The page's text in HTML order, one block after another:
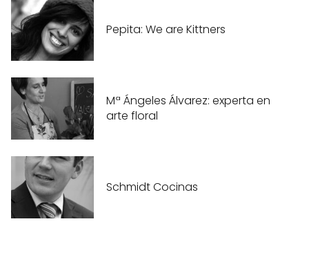
Pepita: We are Kittners
Mª Ángeles Álvarez: experta en
arte floral
Schmidt Cocinas